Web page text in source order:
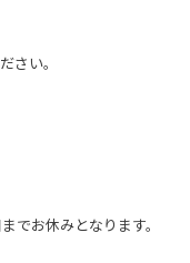
さい。
でお休みとなります。